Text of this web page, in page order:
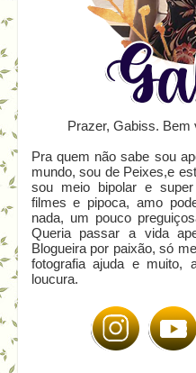
Prazer, Gabiss.
Pra quem não sabe sou
mundo, sou de Peixes,e
sou meio bipolar e super
filmes e pipoca, amo
nada, um pouco
Queria passar a vida
Blogueira por paixão, só
fotografia ajuda e muito,
loucura.